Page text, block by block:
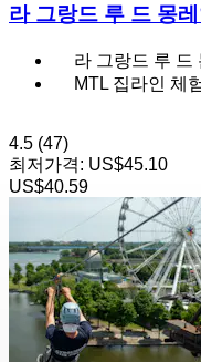
라 그랑드 루 드 몽
라 그랑드 루 드
MTL 집라인 체
4.5 (47)
최저가격: US$45.10
US$40.59